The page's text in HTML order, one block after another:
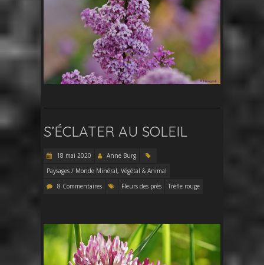
S’ÉCLATER AU SOLEIL
18 mai 2020
Anne Burg
Paysages / Monde Minéral, Végétal & Animal
8 Commentaires
Fleurs des prés Trèfle rouge